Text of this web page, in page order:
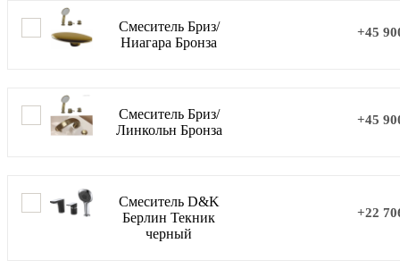
Смеситель Бриз/
Ниагара Бронза
+45
Смеситель Бриз/
Линкольн Бронза
+45
Смеситель D&K
Берлин Текник
черный
+22